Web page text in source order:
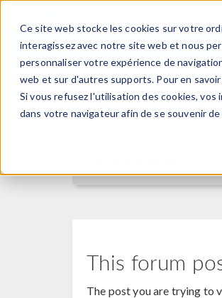
Ce site web stocke les cookies sur votre
interagissez avec notre site web et nous
personnaliser votre expérience de
web et sur d'autres supports. Pour en
Si vous refusez l'utilisation des cookies,
dans votre navigateur afin de se souvenir
Discussion
This forum
The post you are trying to